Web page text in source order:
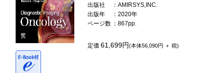
出版社
：AMIRSYS,INC.
出版年
：2020年
ページ数 ：867pp.
定価61,699円(本体56,090円 ＋ 税)